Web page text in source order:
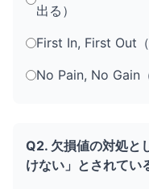
出る）
First In, First Out（
No Pain, No Gain
Q2. 欠損値の対処と
けない」とされてい